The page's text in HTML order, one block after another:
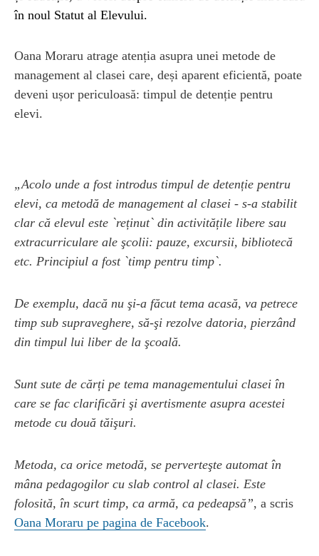
în noul Statut al Elevului.
Oana Moraru atrage atenția asupra unei metode de
management al clasei care, deși aparent eficientă, poate
deveni ușor periculoasă: timpul de detenție pentru
elevi.
„Acolo unde a fost introdus timpul de detenție pentru
elevi, ca metodă de management al clasei - s-a stabilit
clar că elevul este `reținut` din activitățile libere sau
extracurriculare ale şcolii: pauze, excursii, bibliotecă
etc. Principiul a fost `timp pentru timp`.
De exemplu, dacă nu şi-a făcut tema acasă, va petrece
timp sub supraveghere, să-şi rezolve datoria, pierzând
din timpul lui liber de la şcoală.
Sunt sute de cărți pe tema managementului clasei în
care se fac clarificări şi avertismente asupra acestei
metode cu două tăişuri.
Metoda, ca orice metodă, se perverteşte automat în
mâna pedagogilor cu slab control al clasei. Este
folosită, în scurt timp, ca armă, ca pedeapsă”, a scris
Oana Moraru pe pagina de Facebook.